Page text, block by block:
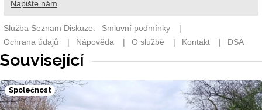
Související
Společnost